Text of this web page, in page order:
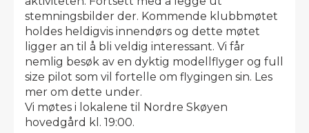
stemningsbilder der. Kommende klubbmøtet
holdes heldigvis innendørs og dette møtet
ligger an til å bli veldig interessant. Vi får
nemlig besøk av en dyktig modellflyger og full
size pilot som vil fortelle om flygingen sin. Les
mer om dette under.
Vi møtes i lokalene til Nordre Skøyen
hovedgård kl. 19:00.